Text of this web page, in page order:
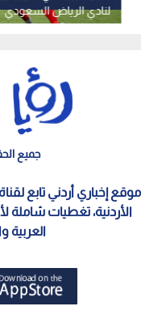
لنادي الرياض السعودي
جميع
موقع إخباري أردني تابع لقناة
الأردنية، تغطيات شاملة
العربية